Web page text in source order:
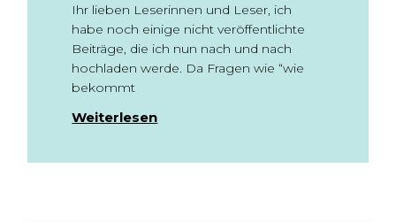
Ihr lieben Leserinnen und Leser, ich
habe noch einige nicht veröffentlichte
Beiträge, die ich nun nach und nach
hochladen werde. Da Fragen wie “wie
bekommt
Weiterlesen